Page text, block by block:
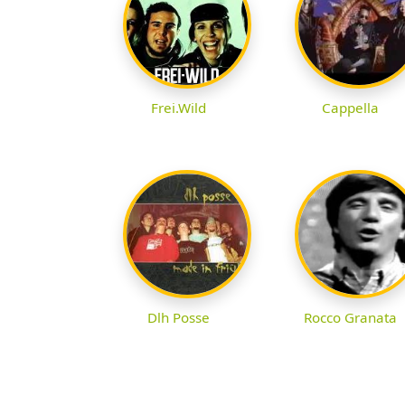
Frei.Wild Cappella
Dlh Posse Rocco Granata